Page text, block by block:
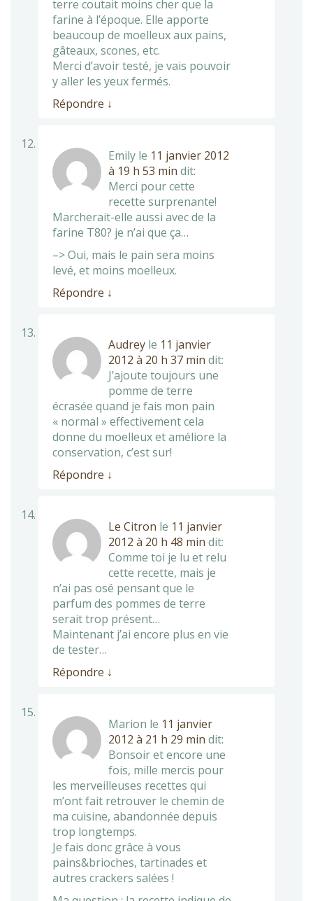
terre coutait moins cher que la
farine à l’époque. Elle apporte
beaucoup de moelleux aux pains,
gâteaux, scones, etc.
Merci d’avoir testé, je vais pouvoir
y aller les yeux fermés.
Répondre ↓
Emily le 11 janvier 2012
à 19 h 53 min dit:
Merci pour cette
recette surprenante!
Marcherait-elle aussi avec de la
farine T80? je n’ai que ça…
–> Oui, mais le pain sera moins
levé, et moins moelleux.
Répondre ↓
Audrey le 11 janvier
2012 à 20 h 37 min dit:
J’ajoute toujours une
pomme de terre
écrasée quand je fais mon pain
« normal » effectivement cela
donne du moelleux et améliore la
conservation, c’est sur!
Répondre ↓
Le Citron le 11 janvier
2012 à 20 h 48 min dit:
Comme toi je lu et relu
cette recette, mais je
n’ai pas osé pensant que le
parfum des pommes de terre
serait trop présent…
Maintenant j’ai encore plus en vie
de tester…
Répondre ↓
Marion le 11 janvier
2012 à 21 h 29 min dit:
Bonsoir et encore une
fois, mille mercis pour
les merveilleuses recettes qui
m’ont fait retrouver le chemin de
ma cuisine, abandonnée depuis
trop longtemps.
Je fais donc grâce à vous
pains&brioches, tartinades et
autres crackers salées !